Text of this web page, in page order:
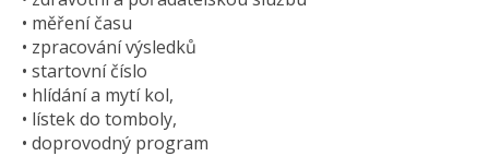
• měření času
• zpracování výsledků
• startovní číslo
• hlídání a mytí kol,
• lístek do tomboly,
• doprovodný program